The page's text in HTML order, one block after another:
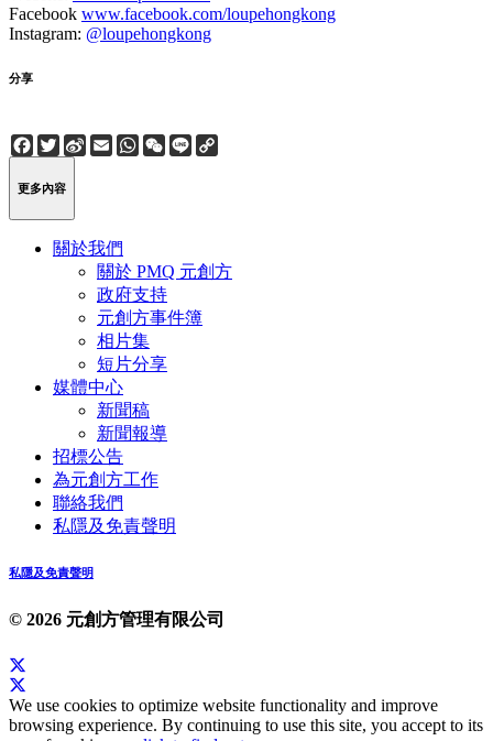
Facebook www.facebook.com/loupehongkong
Instagram: @loupehongkong
分享
Facebook
Twitter
Sina
Weibo
EmailWhatsApp
WeChat
Line
更多內容
關於我們
關於 PMQ 元創方
政府支持
元創方事件簿
相片集
短片分享
媒體中心
新聞稿
新聞報導
招標公告
為元創方工作
聯絡我們
私隱及免責聲明
私隱及免責聲明
© 2026 元創方管理有限公司
We use cookies to optimize website functionality and improve
browsing experience. By continuing to use this site, you accept to its